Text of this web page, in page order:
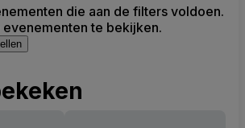
die aan de filters voldoen.
te bekijken.